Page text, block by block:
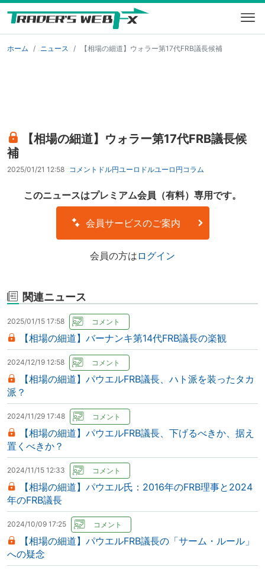
ホーム ニュース 【相場の細道】ウォラー第17代FRB議長候補
【相場の細道】ウォラー第17代FRB議長候
補
2025/01/21 12:58 コメント ドル円ユーロドルユーロ円コラム
このニュースはプレミアム会員（有料）専用です。
会員サービスのご案内
会員の方は ログイン
関連ニュース
2025/01/15 17:58
【相場の細道】バーナンキ第14代FRB議長の楽観
2024/12/19 12:58
【相場の細道】パウエルFRB議長、ハト派を装ったタカ
派？
2024/11/29 17:48
【相場の細道】パウエルFRB議長、下げるべきか、据え
置くべきか？
2024/11/15 12:33
【相場の細道】パウエル氏：2016年のFRB理事と2024
年のFRB議長
2024/10/09 17:25
【相場の細道】パウエルFRB議長の「サーム・ルール」
への疑念